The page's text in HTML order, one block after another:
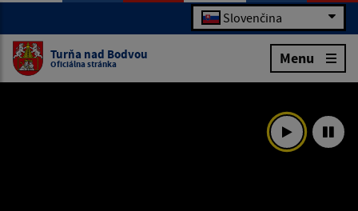
Slovenčina
Turňa nad Bodvou
Oficiálna stránka Menu